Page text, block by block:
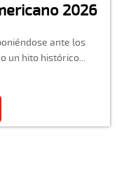
2026
ante los
un hito histórico...